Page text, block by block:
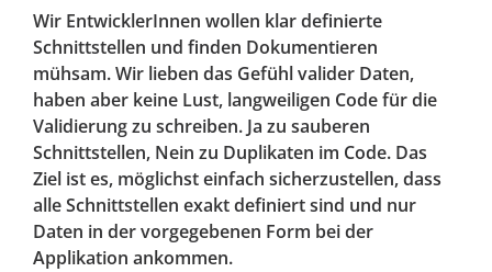
Wir EntwicklerInnen wollen klar definierte
Schnittstellen und finden Dokumentieren
mühsam. Wir lieben das Gefühl valider Daten,
haben aber keine Lust, langweiligen Code für die
Validierung zu schreiben. Ja zu sauberen
Schnittstellen, Nein zu Duplikaten im Code. Das
Ziel ist es, möglichst einfach sicherzustellen, dass
alle Schnittstellen exakt definiert sind und nur
Daten in der vorgegebenen Form bei der
Applikation ankommen.